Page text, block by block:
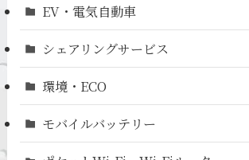
EV・電気自動車
シェアリングサービス
環境・ECO
モバイルバッテリー